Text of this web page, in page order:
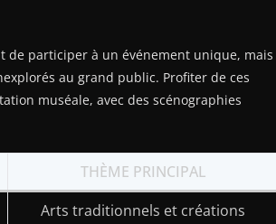
de participer à un événement unique, mais
au grand public. Profiter de ces
muséale, avec des scénographies
THÈME PRINCIPAL
Arts traditionnels et créations